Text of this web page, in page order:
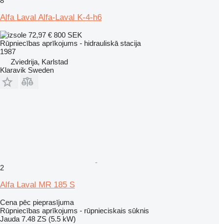
Alfa Laval Alfa-Laval K-4-h6
72,97 € 800 SEK
Rūpniecības aprīkojums - hidrauliskā stacija
1987
Zviedrija, Karlstad
Klaravik Sweden
2
Alfa Laval MR 185 S
Cena pēc pieprasījuma
Rūpniecības aprīkojums - rūpnieciskais sūknis
Jauda 7.48 ZS (5.5 kW)